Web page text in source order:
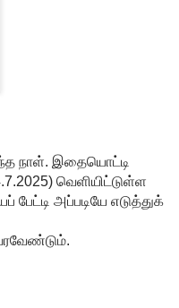
நாள். இதையொட்டி
வெளியிட்டுள்ள
பேட்டி அப்படியே எடுத்துக்